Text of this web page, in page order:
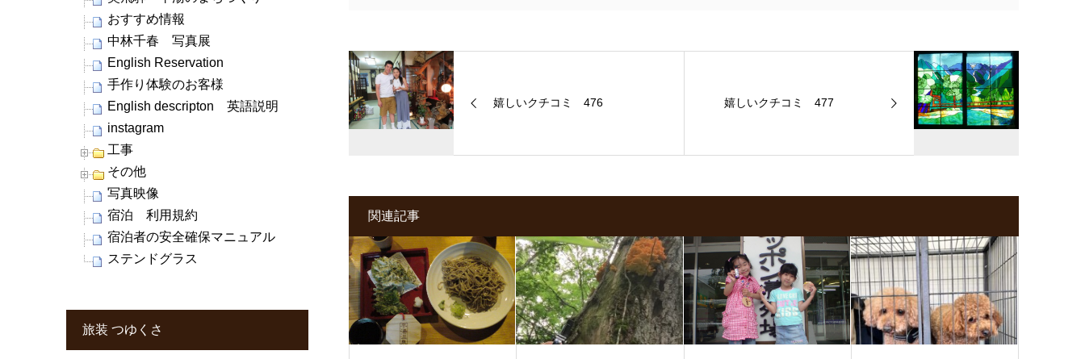
嬉しいクチコミ 476 嬉しいクチコミ 477
関連記事
おすすめ情報
中林千春 写真展
English Reservation
手作り体験のお客様
English descripton 英語説明
instagram
工事
その他
写真映像
宿泊 利用規約
宿泊者の安全確保マニュアル
ステンドグラス
旅装 つゆくさ